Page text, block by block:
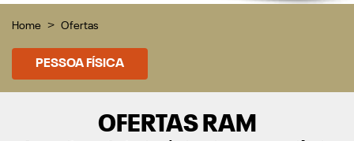
Home Ofertas
PESSOA FÍSICA
OFERTAS RAM